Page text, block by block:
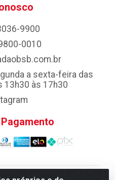
9900
0010
a sexta-feira das
13h30 às 17h30